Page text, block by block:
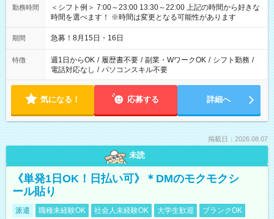
勤務時間
＜シフト例＞ 7:00～23:00 13:30～22:00 上記の時間から好きな
時間を選べます！ ※時間は変更となる可能性があります
期間 急募！8月15日・16日
特徴 週1日からOK / 履歴書不要 / 副業・WワークOK / シフト勤務 /
電話対応なし / パソコンスキル不要
気になる！ 応募する 詳細へ
掲載日：2026.08.07
未読
《単発1日OK！日払い可》＊DMのモクモクシ
ール貼り
派遣 職種未経験OK 社会人未経験OK 大学生歓迎
ブランクOK